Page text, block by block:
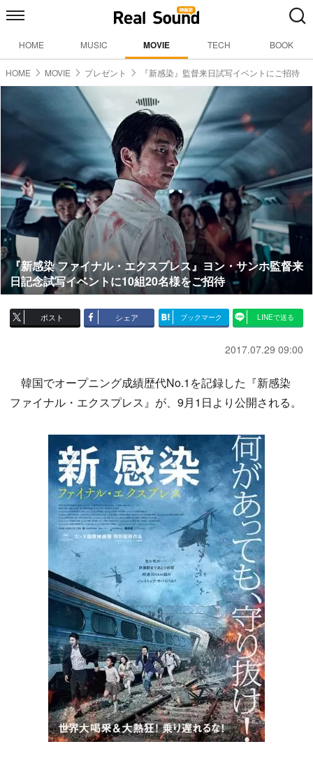
HOME MUSIC MOVIE TECH BOOK
HOME MOVIE プレゼント 『新感染』監督来日試写イベントにご招待
『新感染 ファイナル・エクスプレス』ヨン・サンホ監督来
日記念試写イベントに10組20名様をご招待
ポスト シェア ブックマーク LINEで送る
2017.07.29 09:00
韓国でオープニング成績歴代No.1を記録した『新感染
ファイナル・エクスプレス』が、9月1日より公開される。